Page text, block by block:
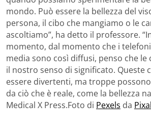
mondo. Può essere la bellezza del
persona, il cibo che mangiamo o le
ascoltiamo”, ha detto il professore.
momento, dal momento che i
media sono così diffusi, penso che le
il nostro senso di significato. Queste
essere divertenti, ma troppe
da ciò che è reale, come la bellezza
Medical X Press.Foto di Pexels da